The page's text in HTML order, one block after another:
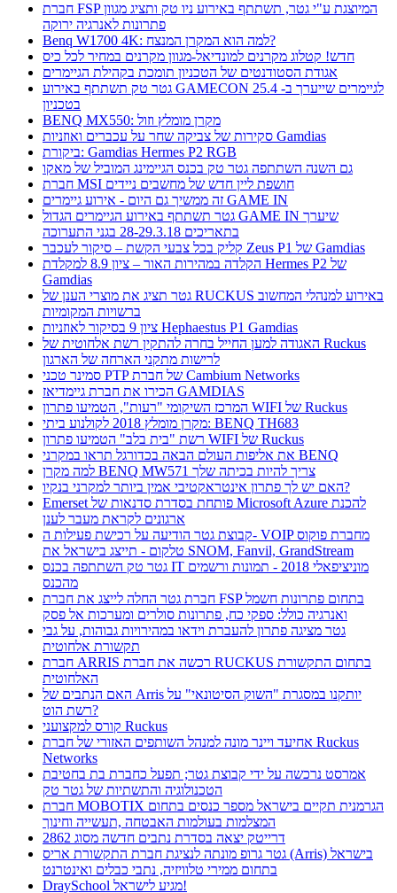
חברת FSP המיוצגת ע"י גטר, תשתתף באירוע ניו טק ותציג מגוון
פתרונות לאנרגיה ירוקה
Benq W1700 4K: למה הוא המקרן המנצח?
חדש! קטלוג מקרנים למונדיאל-מגוון מקרנים במחיר לכל כיס
אגודת הסטודנטים של הטכניון תומכת בקהילת הגיימרים
גטר טק תשתתף באירוע GAMECON לגיימרים שייערך ב- 25.4
בטכניון
BENQ MX550: מקרן מומלץ וזול
סקירות של צביקה שחר על עכברים ואוזניות Gamdias
ביקורת: Gamdias Hermes P2 RGB
גם השנה השתתפה גטר טק בכנס הגיימינג המוביל של מאקו
חברת MSI חושפת ליין חדש של מחשבים ניידים
זה ממשיך גם היום - אירוע גיימרים GAME IN
גטר תשתתף באירוע הגיימרים הגדול GAME IN שיערך
בתאריכים 28-29.3.18 בגני התערוכה
קליק בכל צבעי הקשת – סיקור לעכבר Zeus P1 של Gamdias
הקלדה במהירות האור – ציון 8.9 למקלדת Hermes P2 של
Gamdias
גטר תציג את מוצרי הענן של RUCKUS באירוע למנהלי המחשוב
ברשויות המקומיות
ציון 9 בסיקור לאוזניות Hephaestus P1 Gamdias
האגודה למען החייל בחרה להתקין רשת אלחוטית של Ruckus
לרישות מתקני הארחה של הארגון
סמינר טכני PTP של חברת Cambium Networks
הכירו את חברת גיימדיאז GAMDIAS
המרכז השיקומי "רעות", הטמיעו פתרון WIFI של Ruckus
מקרן מומלץ 2018 לקולנוע ביתי: BENQ TH683
רשת "בית בלב" הטמיעו פתרון WIFI של Ruckus
את אליפות העולם הבאה בכדורגל תראו במקרני BENQ
למה מקרן BENQ MW571 צריך להיות בכיתה שלך
האם יש לך פתרון אינטראקטיבי אמין ביותר למקרני בנקיו?
Emerset פותחת בסדרת סדנאות של Microsoft Azure להכנת
ארגונים לקראת מעבר לענן
קבוצת גטר הודיעה על רכישת פעילות ה- VOIP מחברת פוקוס
טלקום - תייצג בישראל את SNOM, Fanvil, GrandStream
גטר טק השתתפה בכנס IT מוניציפאלי 2018 - תמונות ורשמים
מהכנס
חברת גטר החלה לייצג את חברת FSP בתחום פתרונות חשמל
ואנרגיה כולל: ספקי כח, פתרונות סולרים ומערכות אל פסק
גטר מציגה פתרון להעברת וידאו במהירויות גבוהות, על גבי
תקשורת אלחוטית
חברת ARRIS רכשה את חברת RUCKUS בתחום התקשורת
האלחוטית
האם הנתבים של Arris יותקנו במסגרת "השוק הסיטונאי" על
רשת הוט?
קורס למקצועני Ruckus
אחיעד ויינר מונה למנהל השותפים האזורי של חברת Ruckus
Networks
אמרסט נרכשה על ידי קבוצת גטר; תפעל כחברת בת בחטיבת
הטכנולוגיה והתשתיות של גטר טק
חברת MOBOTIX הגרמנית תקיים בישראל מספר כנסים בתחום
המצלמות בעולמות האבטחה ,תעשייה וחינוך
דרייטק יצאה בסדרת נתבים חדשה מסוג 2862
גטר גרופ מונתה לנציגת חברת התקשורת אריס (Arris) בישראל
בתחום ממירי טלוויזיה, נתבי כבלים ואינטרנט
DraySchool מגיע לישראל!